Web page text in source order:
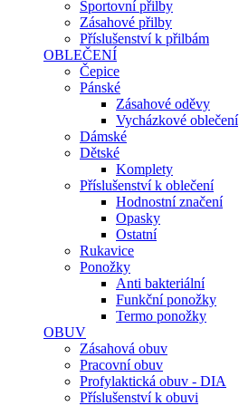
Sportovní přilby
Zásahové přilby
Příslušenství k přilbám
OBLEČENÍ
Čepice
Pánské
Zásahové oděvy
Vycházkové oblečení
Dámské
Dětské
Komplety
Příslušenství k oblečení
Hodnostní značení
Opasky
Ostatní
Rukavice
Ponožky
Anti bakteriální
Funkční ponožky
Termo ponožky
OBUV
Zásahová obuv
Pracovní obuv
Profylaktická obuv - DIA
Příslušenství k obuvi